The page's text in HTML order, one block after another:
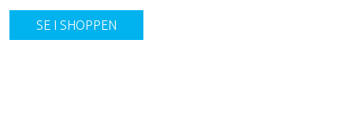
SE I SHOPPEN